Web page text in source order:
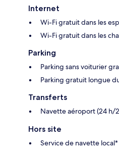
Internet
Wi-Fi gratuit dans les
Wi-Fi gratuit dans les
Parking
Parking sans voiturier
Parking gratuit longue
Transferts
Navette aéroport (24 h/
Hors site
Service de navette local*